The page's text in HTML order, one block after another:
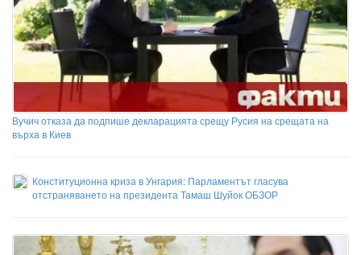
Вучич отказа да подпише декларацията срещу Русия на срещата на
върха в Киев
Конституционна криза в Унгария: Парламентът гласува
отстраняването на президента Тамаш Шуйок ОБЗОР